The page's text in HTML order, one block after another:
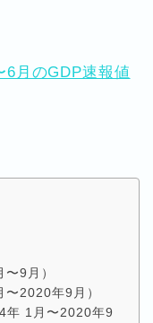
6月のGDP速報値
9月）
2020年9月）
年 1月〜2020年9